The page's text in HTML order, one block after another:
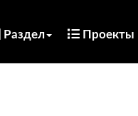
Раздел Проекты